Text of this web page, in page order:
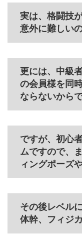
実は、格闘技
意外に難しいの
更には、中級
の会員様を同
ならないから
ですが、初心
ムですので、
ィングポーズ
その後レベル
体幹、フィジ